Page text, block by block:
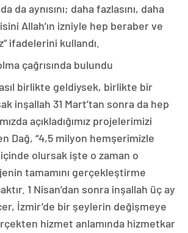
da aynısını; daha fazlasını, daha
Allah’ın izniyle hep beraber ve
ifadelerini kullandı.
çağrısında bulundu
birlikte geldiysek, birlikte bir
inşallah 31 Mart’tan sonra da hep
açıkladığımız projelerimizi
Dağ, “4,5 milyon hemşerimizle
olursak işte o zaman o
tamamını gerçekleştirme
1 Nisan’dan sonra inşallah üç ay
İzmir’de bir şeylerin değişmeye
hizmet anlamında hizmetkar